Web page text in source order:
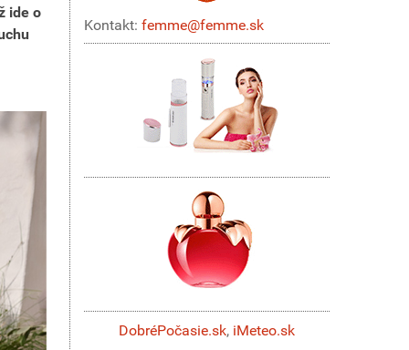
ide o
Kontakt: femme@femme.sk
DobréPočasie.sk, iMeteo.sk